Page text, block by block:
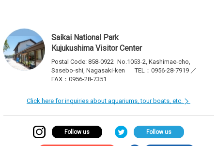
Saikai National Park
Kujukushima Visitor Center
Postal Code: 858-0922 No.1053-2, Kashimae-cho,
Sasebo-shi, Nagasaki-ken
TEL：0956-28-7919 ／
FAX：0956-28-7351
Click here for inquiries about aquariums, tour boats, etc.
Follow us Follow us